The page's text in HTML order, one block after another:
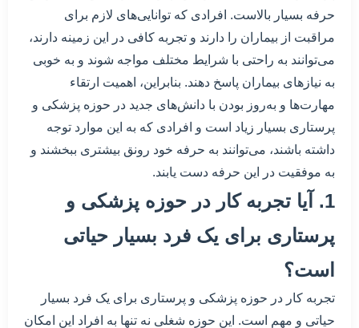
حرفه بسیار بالاست. افرادی که توانایی‌های لازم برای
مراقبت از بیماران را دارند و تجربه کافی در این زمینه دارند،
می‌توانند به راحتی با شرایط مختلف مواجه شوند و به خوبی
به نیازهای بیماران پاسخ دهند. بنابراین، اهمیت ارتقاء
مهارت‌ها و به‌روز بودن با دانش‌های جدید در حوزه پزشکی و
پرستاری بسیار زیاد است و افرادی که به این موارد توجه
داشته باشند، می‌توانند به حرفه خود رونق بیشتری ببخشند و
به موفقیت در این حرفه دست یابند.
1. آیا تجربه کار در حوزه پزشکی و
پرستاری برای یک فرد بسیار حیاتی
است؟
تجربه کار در حوزه پزشکی و پرستاری برای یک فرد بسیار
حیاتی و مهم است. این حوزه شغلی نه تنها به افراد این امکان